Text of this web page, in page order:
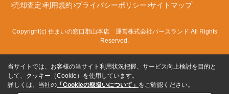
売却査定 利用規約 プライバシーポリシー サイトマップ
Copyright(c) 住まいの窓口郡山本店 運営株式会社バースランド All Rights
Reserved.
当サイトでは、お客様の当サイト利用状況把握、サービス向上検討を目的と
して、クッキー（Cookie）を使用しています。
詳しくは、当社の 「Cookieの取扱いについて」 をご確認ください。